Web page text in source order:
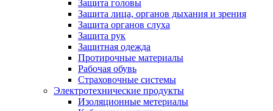
Защита головы
Защита лица, органов дыхания и зрения
Защита органов слуха
Защита рук
Защитная одежда
Протирочные материалы
Рабочая обувь
Страховочные системы
Электротехнические продукты
Изоляционные метериалы